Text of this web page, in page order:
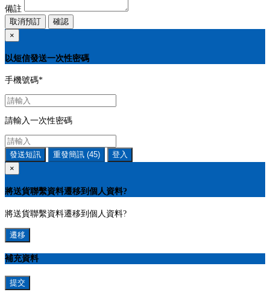
備註
取消預訂
確認
×
以短信發送一次性密碼
手機號碼*
請輸入一次性密碼
發送短訊 重發簡訊 (45)
登入
×
將送貨聯繫資料遷移到個人資料?
將送貨聯繫資料遷移到個人資料?
遷移
補充資料
提交